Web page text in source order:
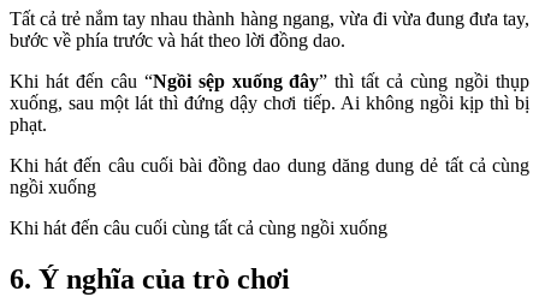
Tất cả trẻ nắm tay nhau thành hàng ngang, vừa đi vừa đung đưa tay,
bước về phía trước và hát theo lời đồng dao.
Khi hát đến câu “Ngồi sệp xuống đây” thì tất cả cùng ngồi thụp
xuống, sau một lát thì đứng dậy chơi tiếp. Ai không ngồi kịp thì bị
phạt.
Khi hát đến câu cuối bài đồng dao dung dăng dung dẻ tất cả cùng
ngồi xuống
Khi hát đến câu cuối cùng tất cả cùng ngồi xuống
6. Ý nghĩa của trò chơi